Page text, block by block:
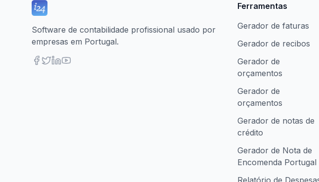
Software de contabilidade profissional usado por
empresas em Portugal.
Ferramentas
Gerador de faturas
Gerador de recibos
Gerador de
orçamentos
Gerador de
orçamentos
Gerador de notas de
crédito
Gerador de Nota de
Encomenda Portugal
Relatório de